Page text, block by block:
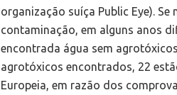
organização suíça Public Eye).
contaminação, em alguns anos
encontrada água sem
agrotóxicos encontrados, 22
Europeia, em razão dos